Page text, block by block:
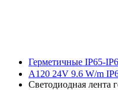
Герметичные IP65-
A120 24V 9.6 W/m
Светодиодная лента